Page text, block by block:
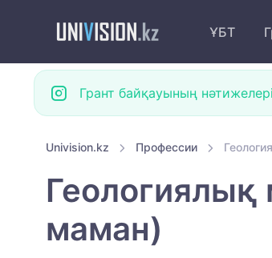
ҰБТ
Грант байқауының нәтижелері
Univision.kz Профессии
Геологиялық
маман)